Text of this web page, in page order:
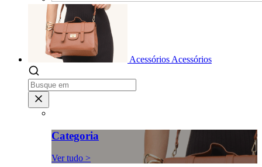
Acessórios Acessórios
Categoria
Ver tudo >